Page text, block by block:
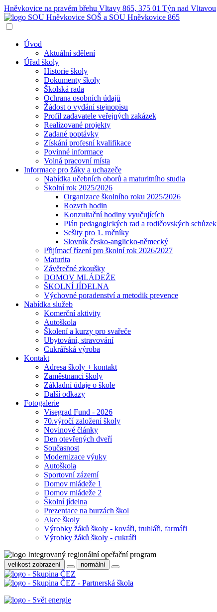
Hněvkovice na pravém břehu Vltavy 865, 375 01 Týn nad Vltavou
SOŠ a SOU Hněvkovice 865
Úvod
Aktuální sdělení
Úřad školy
Historie školy
Dokumenty školy
Školská rada
Ochrana osobních údajů
Žádost o vydání stejnopisu
Profil zadavatele veřejných zakázek
Realizované projekty
Zadané poptávky
Získání profesní kvalifikace
Povinné informace
Volná pracovní místa
Informace pro žáky a uchazeče
Nabídka učebních oborů a maturitního studia
Školní rok 2025/2026
Organizace školního roku 2025/2026
Rozvrh hodin
Konzultační hodiny vyučujících
Plán pedagogických rad a rodičovských schůzek
Sešity pro 1. ročníky
Slovník česko-anglicko-německý
Přijímací řízení pro školní rok 2026/2027
Maturita
Závěrečné zkoušky
DOMOV MLÁDEŽE
ŠKOLNÍ JÍDELNA
Výchovné poradenství a metodik prevence
Nabídka služeb
Komerční aktivity
Autoškola
Školení a kurzy pro svařeče
Ubytování, stravování
Cukrářská výroba
Kontakt
Adresa školy + kontakt
Zaměstnanci školy
Základní údaje o škole
Další odkazy
Fotogalerie
Visegrad Fund - 2026
70.výročí založení školy
Novinové články
Den otevřených dveří
Současnost
Modernizace výuky
Autoškola
Sportovní zázemí
Domov mládeže 1
Domov mládeže 2
Školní jídelna
Prezentace na burzách škol
Akce školy
Výrobky žáků školy - kováři, truhláři, farmáři
Výrobky žáků školy - cukráři
velikost zobrazení normální